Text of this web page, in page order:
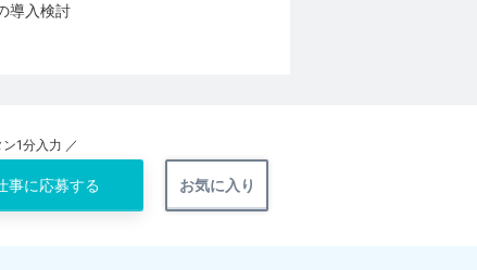
導入検討
1分入力 ／
事に応募する お気に入り